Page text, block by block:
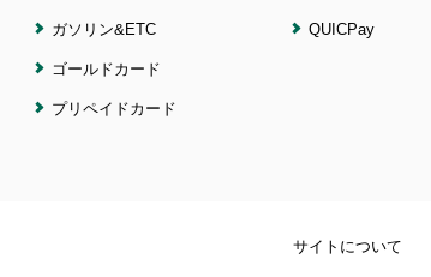
ガソリン&ETC
ゴールドカード
プリペイドカード
QUICPay
サイトについて